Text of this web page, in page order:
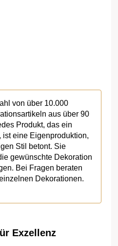
von über 10.000
aus über 90
Produkt, das ein
ist eine Eigenproduktion,
Stil betont. Sie
gewünschte Dekoration
Bei Fragen beraten
Dekorationen.
Exzellenz